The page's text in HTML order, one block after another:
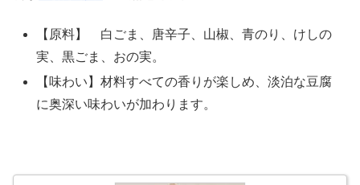
【原料】 白ごま、唐辛子、山椒、青のり、けしの
実、黒ごま、おの実。
【味わい】材料すべての香りが楽しめ、淡泊な豆腐
に奥深い味わいが加わります。